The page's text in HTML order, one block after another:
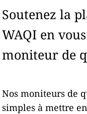
Soutenez la
WAQI en
moniteur de
Nos moniteurs de
simples à mettre